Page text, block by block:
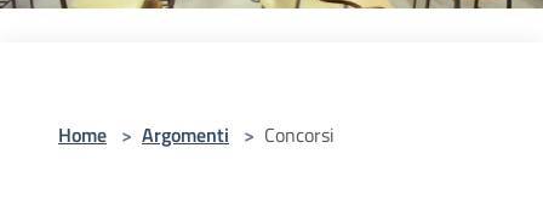
Home > Argomenti > Concorsi